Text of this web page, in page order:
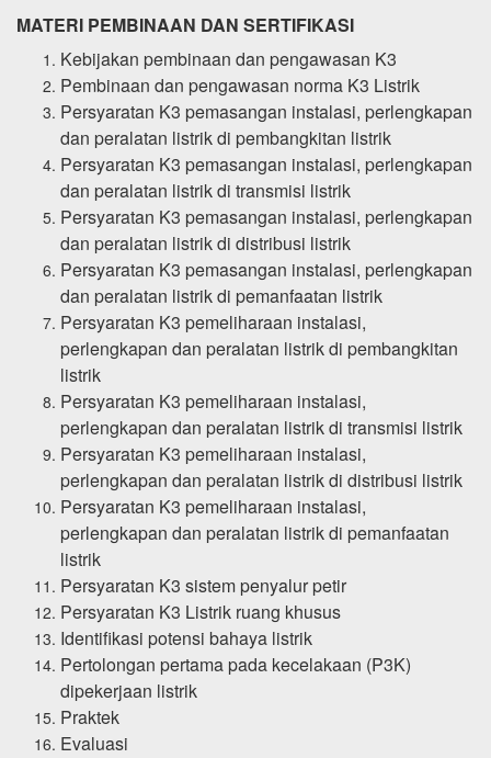
MATERI PEMBINAAN DAN SERTIFIKASI
Kebijakan pembinaan dan pengawasan K3
Pembinaan dan pengawasan norma K3 Listrik
Persyaratan K3 pemasangan instalasi, perlengkapan
dan peralatan listrik di pembangkitan listrik
Persyaratan K3 pemasangan instalasi, perlengkapan
dan peralatan listrik di transmisi listrik
Persyaratan K3 pemasangan instalasi, perlengkapan
dan peralatan listrik di distribusi listrik
Persyaratan K3 pemasangan instalasi, perlengkapan
dan peralatan listrik di pemanfaatan listrik
Persyaratan K3 pemeliharaan instalasi,
perlengkapan dan peralatan listrik di pembangkitan
listrik
Persyaratan K3 pemeliharaan instalasi,
perlengkapan dan peralatan listrik di transmisi listrik
Persyaratan K3 pemeliharaan instalasi,
perlengkapan dan peralatan listrik di distribusi listrik
Persyaratan K3 pemeliharaan instalasi,
perlengkapan dan peralatan listrik di pemanfaatan
listrik
Persyaratan K3 sistem penyalur petir
Persyaratan K3 Listrik ruang khusus
Identifikasi potensi bahaya listrik
Pertolongan pertama pada kecelakaan (P3K)
dipekerjaan listrik
Praktek
Evaluasi